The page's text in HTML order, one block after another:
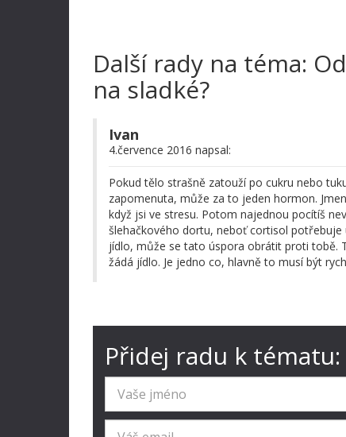
Další rady na téma:
na sladké?
Ivan
4.července 2016 napsal:
Pokud tělo strašně zatouží po cukru nebo
zapomenuta, může za to jeden hormon.
když jsi ve stresu. Potom najednou pocítíš
šlehačkového dortu, neboť cortisol potřebuje
jídlo, může se tato úspora obrátit proti tobě.
žádá jídlo. Je jedno co, hlavně to musí být
Přidej radu k tématu: